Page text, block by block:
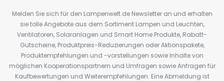
Melden Sie sich für den Lampenwelt.de Newsletter an und erhalten
sie tolle Angebote aus dem Sortiment Lampen und Leuchten,
Ventilatoren, Solaranlagen und Smart Home Produkte, Rabatt-
Gutscheine, Produktpreis-Reduzierungen oder Aktionspakete,
Produktempfehlungen und -vorstellungen sowie Inhalte von
möglichen Kooperationspartnern und Umfragen sowie Anfragen für
Kaufbewertungen und Weiterempfehlungen. Eine Abmeldung ist